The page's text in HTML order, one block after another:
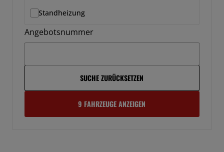
Standheizung
Angebotsnummer
SUCHE ZURÜCKSETZEN
9 FAHRZEUGE ANZEIGEN